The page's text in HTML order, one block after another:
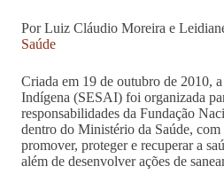
Por Luiz Cláudio Moreira e
Saúde
Criada em 19 de outubro de 2010,
Indígena (SESAI) foi organizada
responsabilidades da Fundação
dentro do Ministério da Saúde,
promover, proteger e recuperar a
além de desenvolver ações de